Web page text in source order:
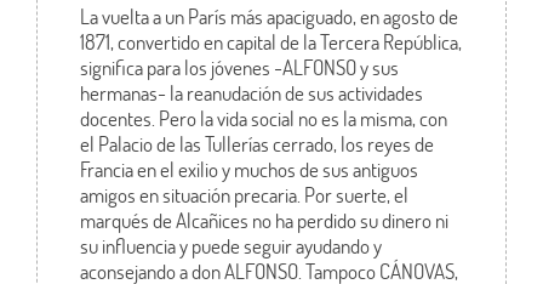
La vuelta a un París más apaciguado, en agosto de
1871, convertido en capital de la Tercera República,
significa para los jóvenes -ALFONSO y sus
hermanas- la reanudación de sus actividades
docentes. Pero la vida social no es la misma, con
el Palacio de las Tullerías cerrado, los reyes de
Francia en el exilio y muchos de sus antiguos
amigos en situación precaria. Por suerte, el
marqués de Alcañices no ha perdido su dinero ni
su influencia y puede seguir ayudando y
aconsejando a don ALFONSO. Tampoco CÁNOVAS,